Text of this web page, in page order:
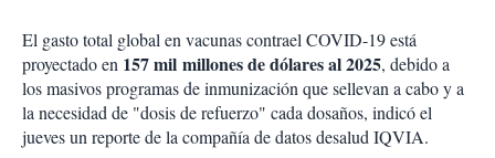
El gasto total global en vacunas contrael COVID-19 está
proyectado en 157 mil millones de dólares al 2025, debido a
los masivos programas de inmunización que sellevan a cabo y a
la necesidad de "dosis de refuerzo" cada dosaños, indicó el
jueves un reporte de la compañía de datos desalud IQVIA.